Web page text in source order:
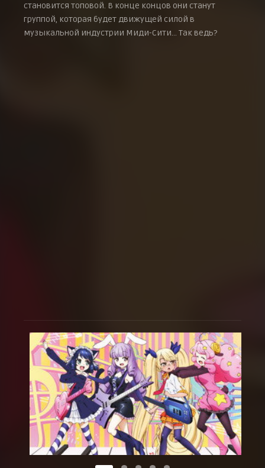
становится топовой. В конце концов они станут
группой, которая будет движущей силой в
музыкальной индустрии Миди-Сити… Так ведь?